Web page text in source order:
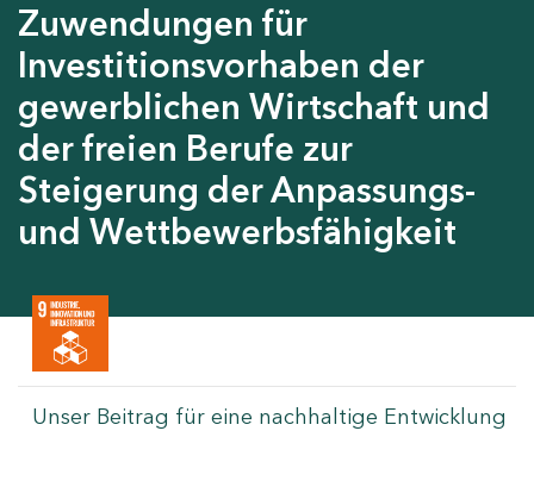
Zuwendungen für
Investitionsvorhaben der
gewerblichen Wirtschaft und
der freien Berufe zur
Steigerung der Anpassungs-
und Wettbewerbsfähigkeit
Unser Beitrag für eine nachhaltige Entwicklung